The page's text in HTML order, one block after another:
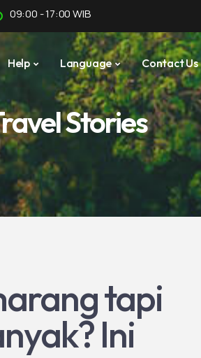
09:00 - 17:00 WIB
Help Language Contact Us
Stories
tapi
Ini